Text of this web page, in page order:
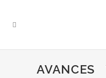
AVANCES